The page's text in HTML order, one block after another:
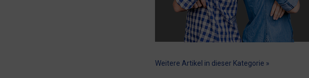
Weitere Artikel in dieser Kategorie »